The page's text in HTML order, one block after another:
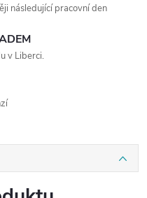
následující pracovní den
v Liberci.